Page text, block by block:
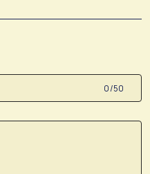
0 /50